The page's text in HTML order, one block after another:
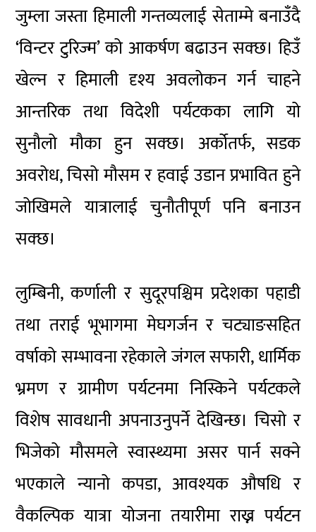
जुम्ला जस्ता हिमाली गन्तव्यलाई सेताम्मे बनाउँदै
‘विन्टर टुरिज्म’ को आकर्षण बढाउन सक्छ। हिउँ
खेल्न र हिमाली दृश्य अवलोकन गर्न चाहने
आन्तरिक तथा विदेशी पर्यटकका लागि यो
सुनौलो मौका हुन सक्छ। अर्कोतर्फ, सडक
अवरोध, चिसो मौसम र हवाई उडान प्रभावित हुने
जोखिमले यात्रालाई चुनौतीपूर्ण पनि बनाउन
सक्छ।
लुम्बिनी, कर्णाली र सुदूरपश्चिम प्रदेशका पहाडी
तथा तराई भूभागमा मेघगर्जन र चट्याङसहित
वर्षाको सम्भावना रहेकाले जंगल सफारी, धार्मिक
भ्रमण र ग्रामीण पर्यटनमा निस्किने पर्यटकले
विशेष सावधानी अपनाउनुपर्ने देखिन्छ। चिसो र
भिजेको मौसमले स्वास्थ्यमा असर पार्न सक्ने
भएकाले न्यानो कपडा, आवश्यक औषधि र
वैकल्पिक यात्रा योजना तयारीमा राख्न पर्यटन